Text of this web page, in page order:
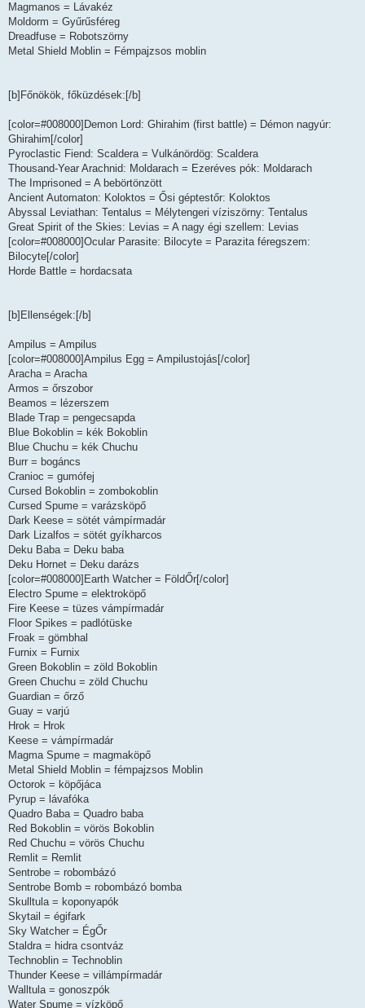
Magmanos = Lávakéz
Moldorm = Gyűrűsféreg
Dreadfuse = Robotszörny
Metal Shield Moblin = Fémpajzsos moblin
[b]Főnökök, főküzdések:[/b]
[color=#008000]Demon Lord: Ghirahim (first battle) = Démon nagyúr:
Ghirahim[/color]
Pyroclastic Fiend: Scaldera = Vulkánördög: Scaldera
Thousand-Year Arachnid: Moldarach = Ezeréves pók: Moldarach
The Imprisoned = A bebörtönzött
Ancient Automaton: Koloktos = Ősi géptestőr: Koloktos
Abyssal Leviathan: Tentalus = Mélytengeri víziszörny: Tentalus
Great Spirit of the Skies: Levias = A nagy égi szellem: Levias
[color=#008000]Ocular Parasite: Bilocyte = Parazita féregszem:
Bilocyte[/color]
Horde Battle = hordacsata
[b]Ellenségek:[/b]
Ampilus = Ampilus
[color=#008000]Ampilus Egg = Ampilustojás[/color]
Aracha = Aracha
Armos = őrszobor
Beamos = lézerszem
Blade Trap = pengecsapda
Blue Bokoblin = kék Bokoblin
Blue Chuchu = kék Chuchu
Burr = bogáncs
Cranioc = gumófej
Cursed Bokoblin = zombokoblin
Cursed Spume = varázsköpő
Dark Keese = sötét vámpírmadár
Dark Lizalfos = sötét gyíkharcos
Deku Baba = Deku baba
Deku Hornet = Deku darázs
[color=#008000]Earth Watcher = FöldŐr[/color]
Electro Spume = elektroköpő
Fire Keese = tüzes vámpírmadár
Floor Spikes = padlótüske
Froak = gömbhal
Furnix = Furnix
Green Bokoblin = zöld Bokoblin
Green Chuchu = zöld Chuchu
Guardian = őrző
Guay = varjú
Hrok = Hrok
Keese = vámpírmadár
Magma Spume = magmaköpő
Metal Shield Moblin = fémpajzsos Moblin
Octorok = köpőjáca
Pyrup = lávafóka
Quadro Baba = Quadro baba
Red Bokoblin = vörös Bokoblin
Red Chuchu = vörös Chuchu
Remlit = Remlit
Sentrobe = robombázó
Sentrobe Bomb = robombázó bomba
Skulltula = koponyapók
Skytail = égifark
Sky Watcher = ÉgŐr
Staldra = hidra csontváz
Technoblin = Technoblin
Thunder Keese = villámpírmadár
Walltula = gonoszpók
Water Spume = vízköpő